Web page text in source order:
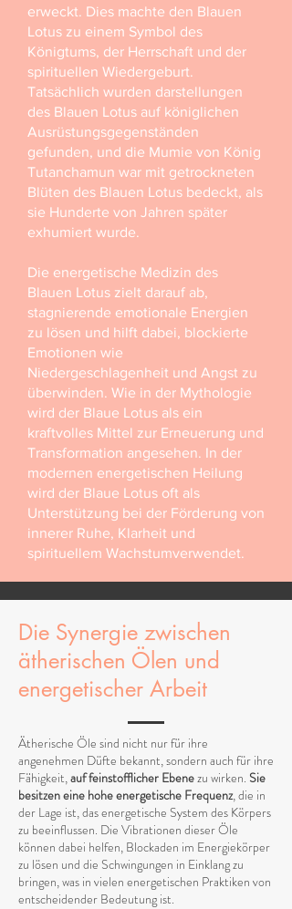
erweckt. Dies machte den Blauen
Lotus zu einem Symbol des
Königtums, der Herrschaft und der
spirituellen Wiedergeburt.
Tatsächlich wurden darstellungen
des Blauen Lotus auf königlichen
Ausrüstungsgegenständen
gefunden, und die Mumie von König
Tutanchamun war mit getrockneten
Blüten des Blauen Lotus bedeckt, als
sie Hunderte von Jahren später
exhumiert wurde.
Die energetische Medizin des
Blauen Lotus zielt darauf ab,
stagnierende emotionale Energien
zu lösen und hilft dabei, blockierte
Emotionen wie
Niedergeschlagenheit und Angst zu
überwinden. Wie in der Mythologie
wird der Blaue Lotus als ein
kraftvolles Mittel zur Erneuerung und
Transformation angesehen. In der
modernen energetischen Heilung
wird der Blaue Lotus oft als
Unterstützung bei der Förderung von
innerer Ruhe, Klarheit und
spirituellem Wachstumverwendet.
Die Synergie zwischen
ätherischen Ölen und
energetischer Arbeit
Ätherische Öle sind nicht nur für ihre
angenehmen Düfte bekannt, sondern auch für ihre
Fähigkeit,auf feinstofflicher Ebenezu wirken. Sie
besitzen eine hohe energetische Frequenz, die in
der Lage ist, das energetische System des Körpers
zu beeinflussen. Die Vibrationen dieser Öle
können dabei helfen, Blockaden im Energiekörper
zu lösen und die Schwingungen in Einklang zu
bringen, was in vielen energetischen Praktiken von
entscheidender Bedeutung ist.